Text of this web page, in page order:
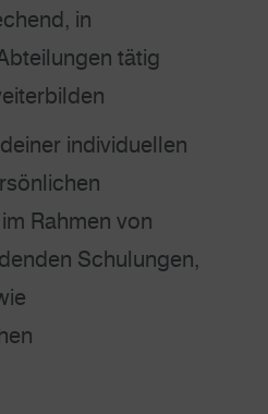
in
tätig
individuellen
Rahmen von
Schulungen,